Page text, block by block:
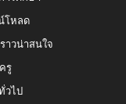
โหลด
ราวน่าสนใจ
รู
วไป